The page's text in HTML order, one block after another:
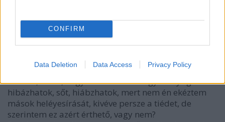
CONFIRM
Data Deletion Data Access Privacy Policy
Te, én nem sértődtem meg, sőt, egész jókat
kuncogok itt magamban rajtad, de már értem,
honnan a szimpátia: Puzsér is megsértődött, mert
Hajós be mert neki szólni, miután ő mindenkinek
beszólt, érted, hogy mondom? Amúgy én nyugodtan
hibázhatok, sőt, hiábzhatok, mert nem én ekéztem
mások heléyesírását, kivéve persze a tiédet, de
szerintem ez azért érthető, vagy nem?